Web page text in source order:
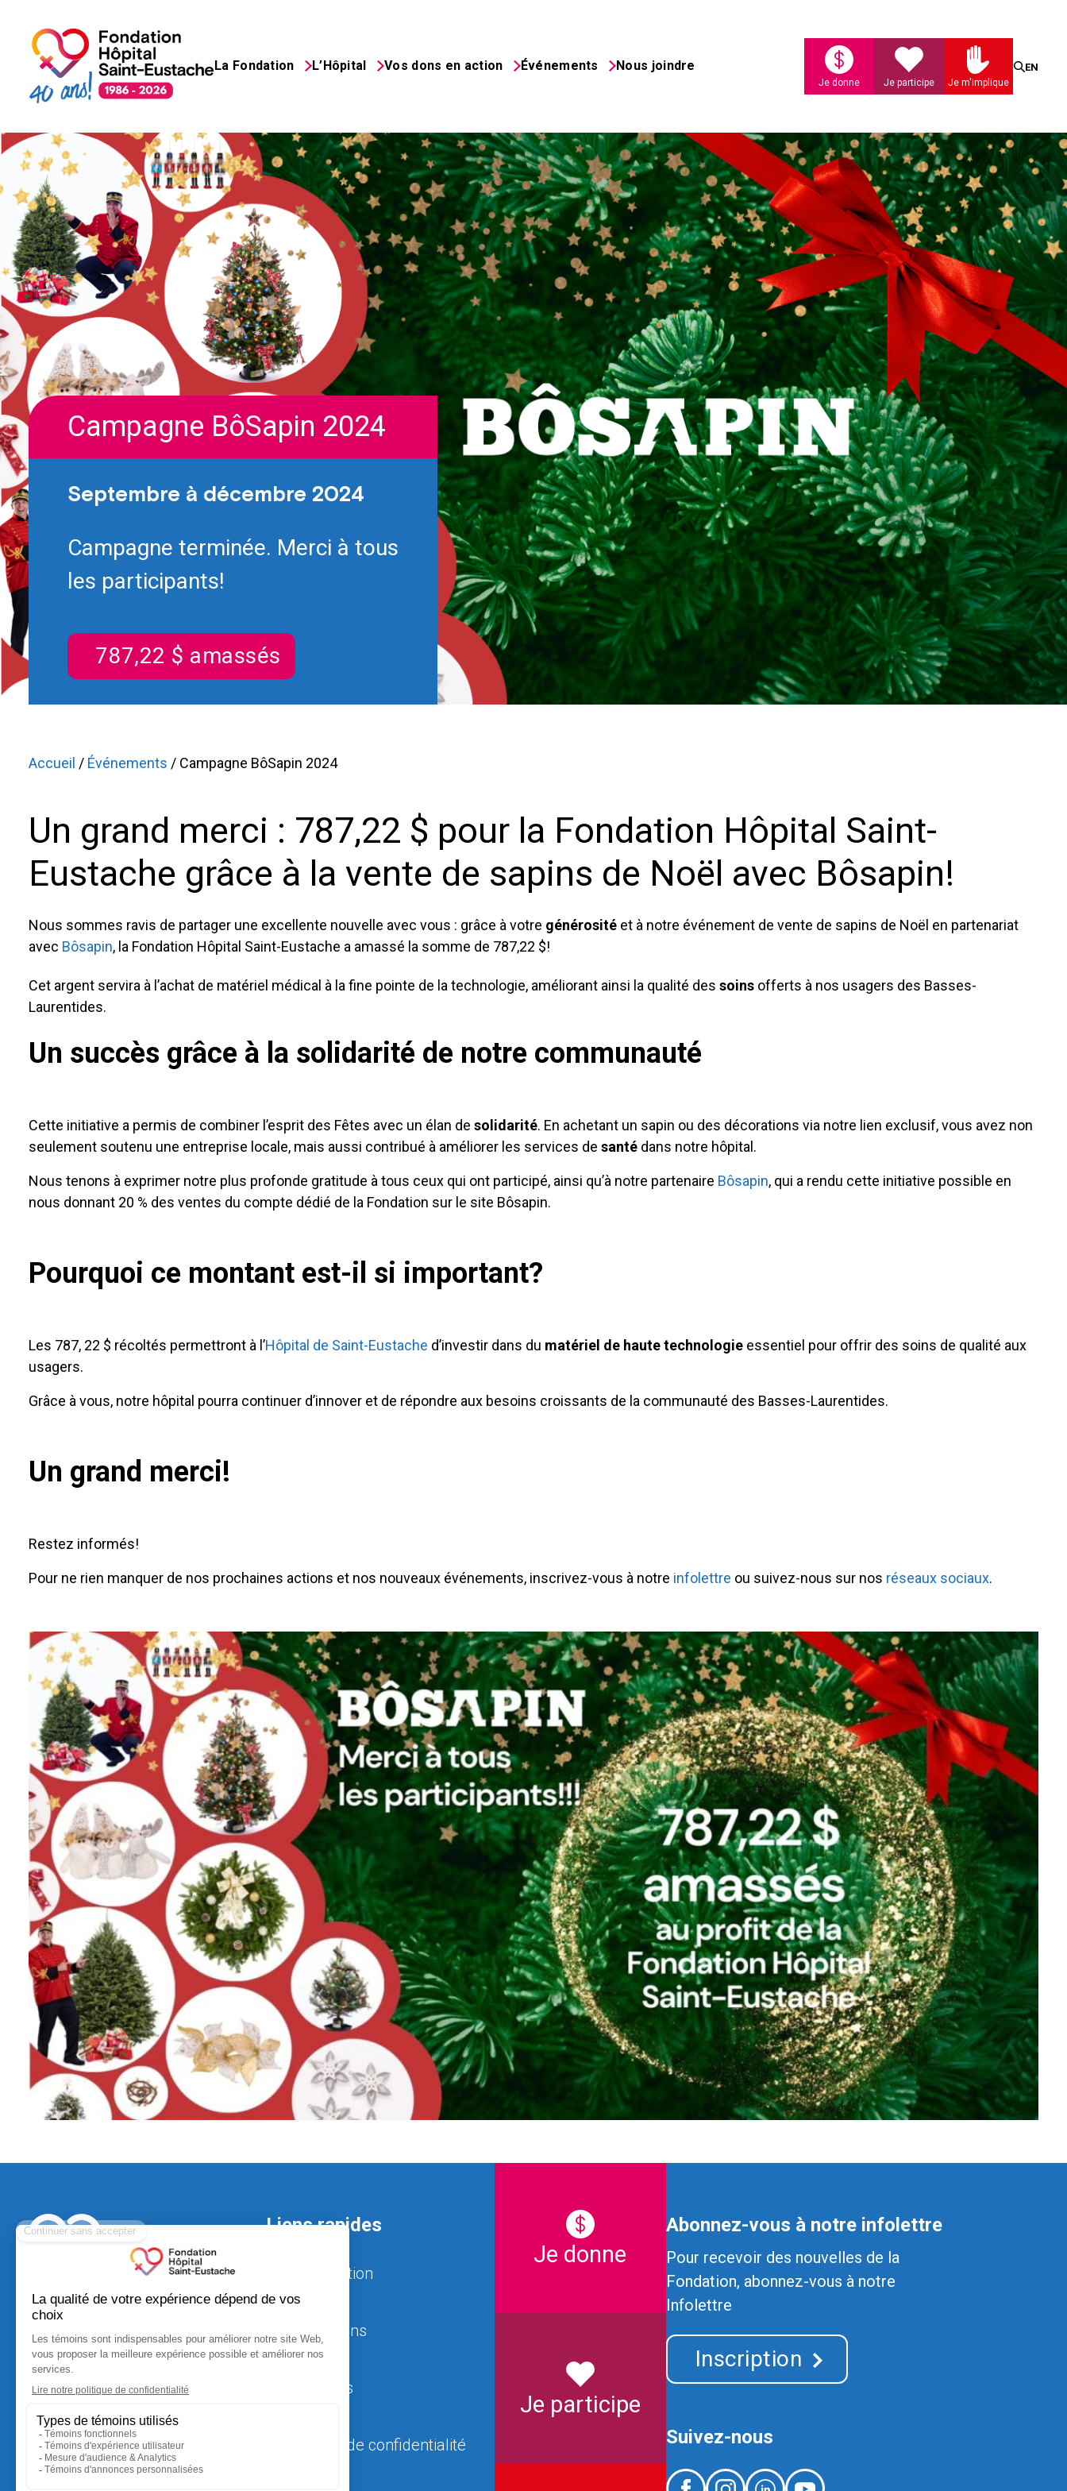
La Fondation L’Hôpital Vos dons en action Événements Nous joindre
Je donne Je participe Je m'implique
EN
Search
for:
Campagne BôSapin 2024
Septembre à décembre 2024
Campagne terminée. Merci à tous
les participants!
787,22 $ amassés
Accueil / Événements / Campagne BôSapin 2024
Un grand merci : 787,22 $ pour la Fondation Hôpital Saint-
Eustache grâce à la vente de sapins de Noël avec Bôsapin!
Nous sommes ravis de partager une excellente nouvelle avec vous : grâce à votre générosité et à notre événement de vente de sapins de Noël en partenariat
avec Bôsapin, la Fondation Hôpital Saint-Eustache a amassé la somme de 787,22 $!
Cet argent servira à l’achat de matériel médical à la fine pointe de la technologie, améliorant ainsi la qualité des soins offerts à nos usagers des Basses-
Laurentides.
Un succès grâce à la solidarité de notre communauté
Cette initiative a permis de combiner l’esprit des Fêtes avec un élan de solidarité. En achetant un sapin ou des décorations via notre lien exclusif, vous avez non
seulement soutenu une entreprise locale, mais aussi contribué à améliorer les services de santé dans notre hôpital.
Nous tenons à exprimer notre plus profonde gratitude à tous ceux qui ont participé, ainsi qu’à notre partenaire Bôsapin, qui a rendu cette initiative possible en
nous donnant 20 % des ventes du compte dédié de la Fondation sur le site Bôsapin.
Pourquoi ce montant est-il si important?
Les 787, 22 $ récoltés permettront à l’Hôpital de Saint-Eustache d’investir dans du matériel de haute technologie essentiel pour offrir des soins de qualité aux
usagers.
Grâce à vous, notre hôpital pourra continuer d’innover et de répondre aux besoins croissants de la communauté des Basses-Laurentides.
Un grand merci!
Restez informés!
Pour ne rien manquer de nos prochaines actions et nos nouveaux événements, inscrivez-vous à notre infolettre ou suivez-nous sur nos réseaux sociaux.
520, boulevard Arthur-Sauvé,
local CS-012
Saint-Eustache (Québec) J7R 5B1
fondation.hse@ssss.gouv.qc.ca
Liens rapides
La Fondation
L’Hôpital
Réalisations
Projets
Nouvelles
Politique de confidentialité
Je donne
Je participe
Abonnez-vous à notre infolettre
Pour recevoir des nouvelles de la
Fondation, abonnez-vous à notre
Infolettre
Inscription
Suivez-nous